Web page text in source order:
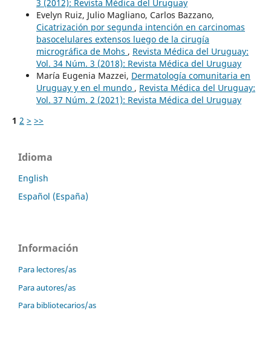
3 (2012): Revista Médica del Uruguay
Evelyn Ruiz, Julio Magliano, Carlos Bazzano,
Cicatrización por segunda intención en carcinomas
basocelulares extensos luego de la cirugía
micrográfica de Mohs , Revista Médica del Uruguay:
Vol. 34 Núm. 3 (2018): Revista Médica del Uruguay
María Eugenia Mazzei, Dermatología comunitaria en
Uruguay y en el mundo , Revista Médica del Uruguay:
Vol. 37 Núm. 2 (2021): Revista Médica del Uruguay
1 2 > >>
Idioma
English
Español (España)
Información
Para lectores/as
Para autores/as
Para bibliotecarios/as